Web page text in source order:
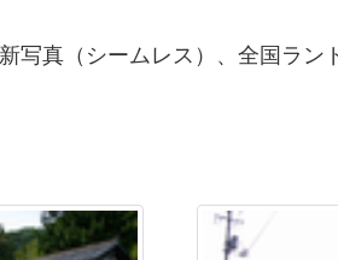
写真（シームレス）、全国ラ